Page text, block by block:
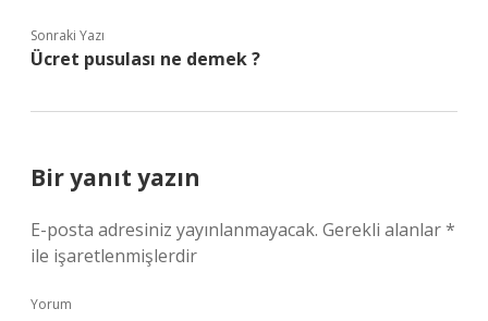
Sonraki Yazı
Ücret pusulası ne demek ?
Bir yanıt yazın
E-posta adresiniz yayınlanmayacak. Gerekli alanlar*
ile işaretlenmişlerdir
Yorum